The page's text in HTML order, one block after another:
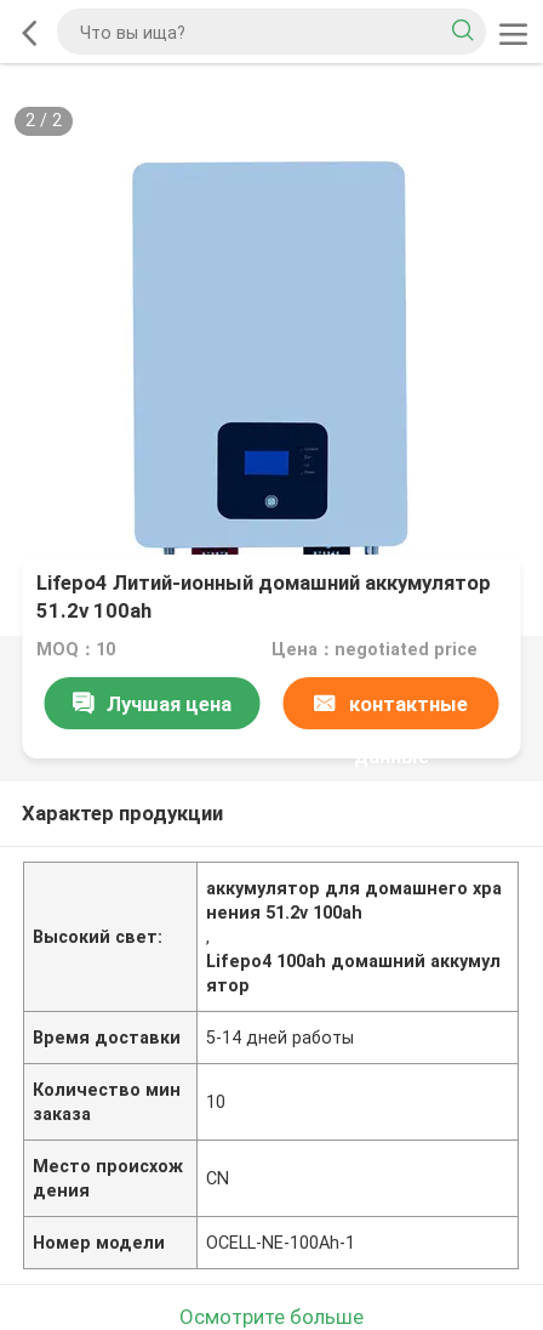
2/ 2
Lifepo4 Литий-ионный домашний аккумулятор
51.2v 100ah
MOQ：10 Цена：negotiated price
Лучшая цена контактные
данные
Характер продукции
Высокий свет:
аккумулятор для домашнего хра
нения 51.2v 100ah
,
Lifepo4 100ah домашний аккумул
ятор
Время доставки 5-14 дней работы
Количество мин
заказа
10
Место происхож
дения
CN
Номер модели OCELL-NE-100Ah-1
Осмотрите больше